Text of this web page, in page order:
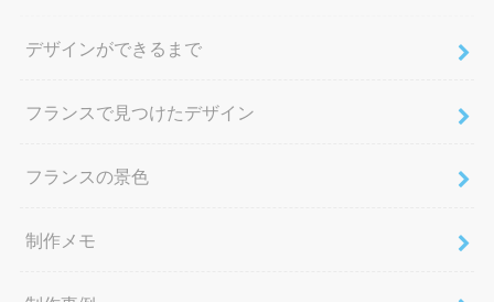
デザインができるまで
フランスで見つけたデザイン
フランスの景色
制作メモ